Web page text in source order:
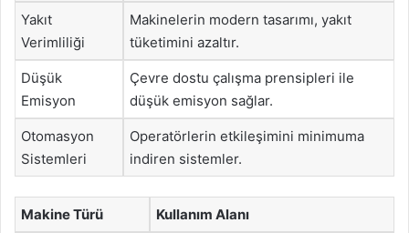
Yakıt
Verimliliği
Makinelerin modern tasarımı, yakıt
tüketimini azaltır.
Düşük
Emisyon
Çevre dostu çalışma prensipleri ile
düşük emisyon sağlar.
Otomasyon
Sistemleri
Operatörlerin etkileşimini minimuma
indiren sistemler.
Makine Türü Kullanım Alanı